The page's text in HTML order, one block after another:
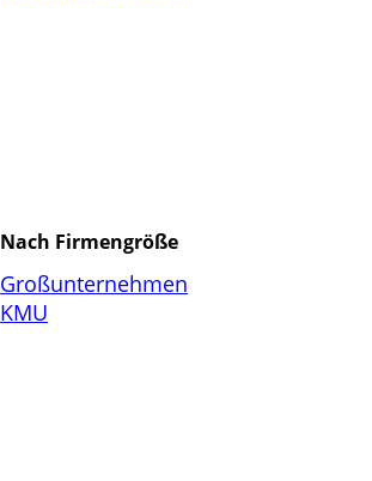
Nach Firmengröße
Großunternehmen
KMU